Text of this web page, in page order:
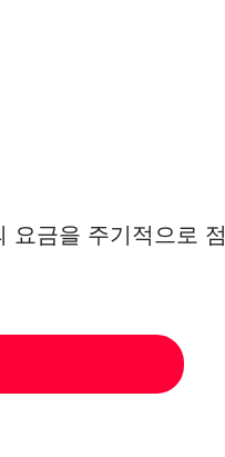
요금을 주기적으로 점